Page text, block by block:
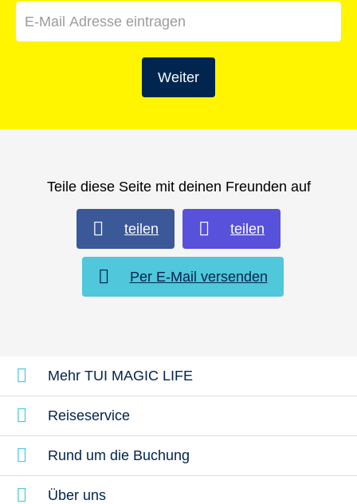
Weiter
Teile diese Seite mit deinen Freunden auf
teilen teilen
Per E-Mail versenden
Mehr TUI MAGIC LIFE
Reiseservice
Rund um die Buchung
Über uns